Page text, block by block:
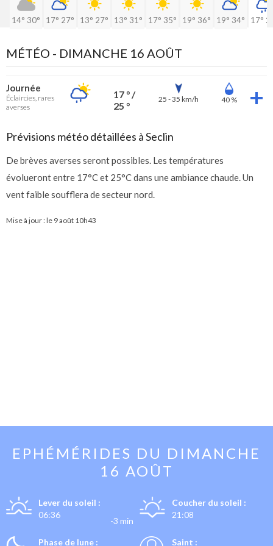
14° 30° 17° 27° 13° 27° 13° 31° 17° 35° 19° 36° 19° 34° 17°
MÉTÉO - DIMANCHE 16 AOÛT
Journée
Éclaircies, rares
averses
17 ° /
25 °
25 - 35 km/h 40 %
Prévisions météo détaillées à Seclin
De brèves averses seront possibles. Les températures
évolueront entre 17°C et 25°C dans une ambiance chaude. Un
vent faible soufflera de secteur nord.
Mise à jour : le 9 août 10h43
EPHÉMÉRIDES DU DIMANCHE
16 AOÛT
Lever du soleil :
06:36
-3 min
Coucher du soleil :
21:08
Phase de lune :
Saint :